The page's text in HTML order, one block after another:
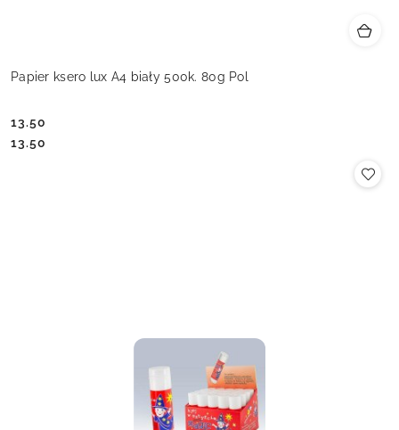
Papier ksero lux A4 biały 500k. 80g Pol
Cena:
13.50
Cena:
13.50